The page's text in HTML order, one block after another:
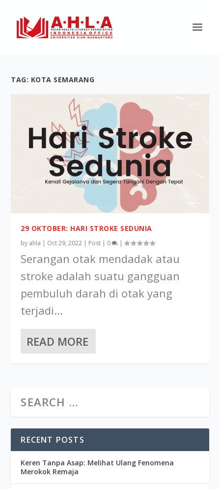
TAG: KOTA SEMARANG
29 OKTOBER: HARI STROKE SEDUNIA
by ahla | Oct 29, 2022 | Post | 0 |
Serangan otak mendadak atau
stroke adalah suatu gangguan
pembuluh darah di otak yang
terjadi...
READ MORE
RECENT POSTS
Keren Tanpa Asap: Melihat Ulang Fenomena
Merokok Remaja